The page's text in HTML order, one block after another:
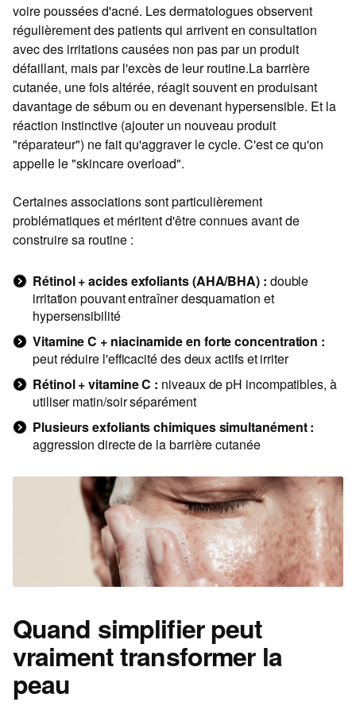
voire poussées d'acné. Les dermatologues observent
régulièrement des patients qui arrivent en consultation
avec des irritations causées non pas par un produit
défaillant, mais par l'excès de leur routine.La barrière
cutanée, une fois altérée, réagit souvent en produisant
davantage de sébum ou en devenant hypersensible. Et la
réaction instinctive (ajouter un nouveau produit
"réparateur") ne fait qu'aggraver le cycle. C'est ce qu'on
appelle le "skincare overload".
Certaines associations sont particulièrement
problématiques et méritent d'être connues avant de
construire sa routine :
Rétinol + acides exfoliants (AHA/BHA) : double
irritation pouvant entraîner desquamation et
hypersensibilité
Vitamine C + niacinamide en forte concentration :
peut réduire l'efficacité des deux actifs et irriter
Rétinol + vitamine C : niveaux de pH incompatibles, à
utiliser matin/soir séparément
Plusieurs exfoliants chimiques simultanément :
aggression directe de la barrière cutanée
Quand simplifier peut
vraiment transformer la
peau